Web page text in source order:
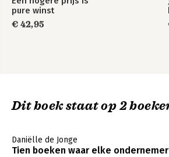
pure winst
€ 42,95
Dit boek staat op 2
Daniëlle de Jonge
Tien boeken waar elke